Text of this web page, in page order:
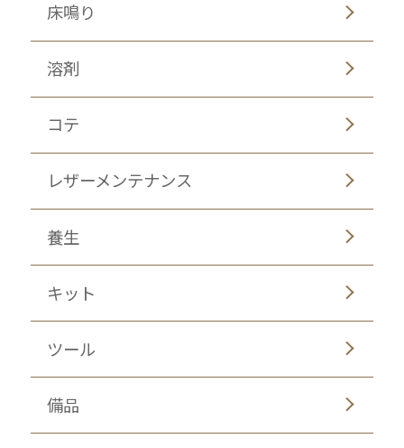
床鳴り
溶剤
コテ
レザーメンテナンス
養生
キット
ツール
備品